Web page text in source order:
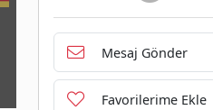
Mesaj Gönder
Favorilerime Ekle